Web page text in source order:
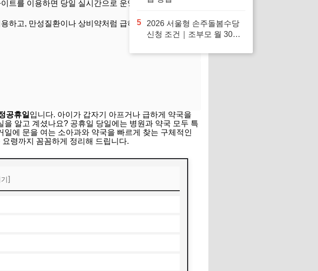
트를 이용하면 당일 실시간으로 운영하는 주변 소아
하고, 만성질환이나 상비약처럼 급하지 않은 약은 선
공휴일 입니다. 아이가 갑자기 아프거나 급하게 약국을
알고 계셨나요? 공휴일 당일에는 병원과 약국 모두 특
에 문을 여는 소아과와 약국을 빠르게 찾는 구체적인
령까지 꼼꼼하게 정리해 드립니다.
]
5
2026 서울형 손주돌봄수당
신청 조건｜조부모 월 30만